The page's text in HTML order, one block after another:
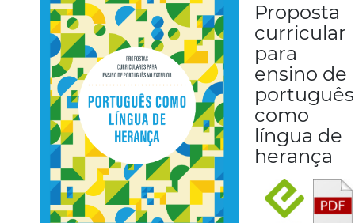
Proposta
curricular
para
ensino de
português
como
língua de
herança